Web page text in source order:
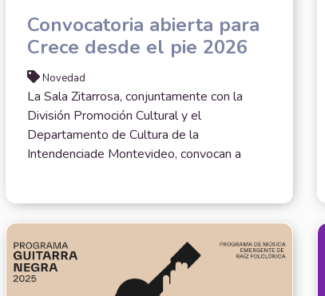
Convocatoria abierta para
Crece desde el pie 2026
Novedad
La Sala Zitarrosa, conjuntamente con la
División Promoción Cultural y el
Departamento de Cultura de la
Intendenciade Montevideo, convocan a